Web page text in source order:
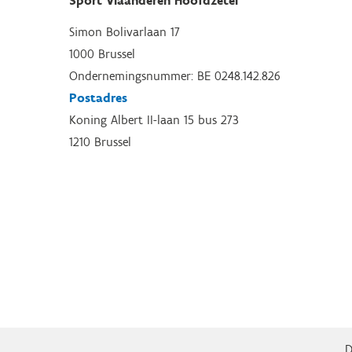
Simon Bolivarlaan 17
1000 Brussel
Ondernemingsnummer: BE 0248.142.826
Postadres
Koning Albert II-laan 15 bus 273
1210 Brussel